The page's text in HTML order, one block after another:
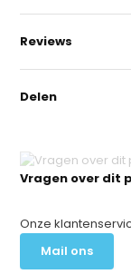
Vragen over dit
Onze
Mail ons
Reviews
Delen